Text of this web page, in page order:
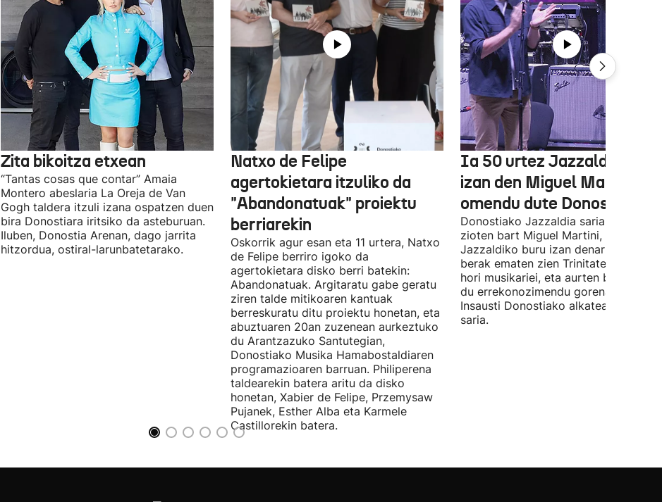
Zita bikoitza etxean
“Tantas cosas que contar” Amaia
Montero abeslaria La Oreja de Van
Gogh taldera itzuli izana ospatzen duen
bira Donostiara iritsiko da asteburuan.
Iluben, Donostia Arenan, dago jarrita
hitzordua, ostiral-larunbatetarako.
Natxo de Felipe
agertokietara itzuliko da
"Abandonatuak" proiektu
berriarekin
Oskorrik agur esan eta 11 urtera, Natxo
de Felipe berriro igoko da
agertokietara disko berri batekin:
Abandonatuak. Argitaratu gabe geratu
ziren talde mitikoaren kantuak
berreskuratu ditu proiektu honetan, eta
abuztuaren 20an zuzenean aurkeztuko
du Arantzazuko Santutegian,
Donostiako Musika Hamabostaldiaren
programazioaren barruan. Philiperena
taldearekin batera aritu da disko
honetan, Xabier de Felipe, Przemysaw
Pujanek, Esther Alba eta Karmele
Castillorekin batera.
Ia 50 urtez Jazzaldiko
izan den Miguel Martin
omendu dute Donostian
Donostiako Jazzaldia saria eman
zioten bart Miguel Martini, ia 50
Jazzaldiko buru izan denari. Orain
berak ematen zien Trinitate Plazan
hori musikariei, eta aurten berak jaso
du errekonozimendu gorena. Jon
Insausti Donostiako alkateak eman
saria.